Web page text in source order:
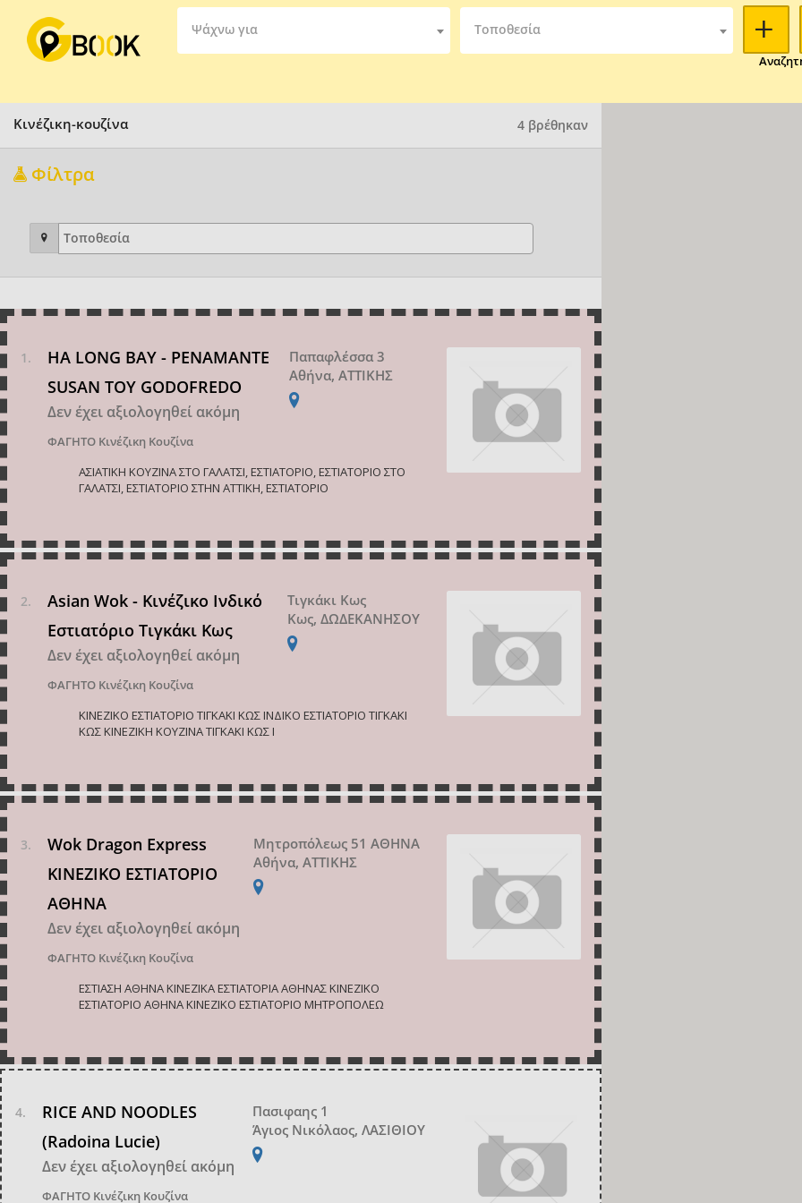
Ψάχνω για Τοποθεσία
Κινέζικη-κουζίνα 4 βρέθηκαν
Φίλτρα
HA LONG BAY - PENAMANTE
SUSAN ΤΟΥ GODOFREDO
Δεν έχει αξιολογηθεί ακόμη
ΦΑΓΗΤΟ Κινέζικη Κουζίνα
Παπαφλέσσα 3
Αθήνα, ΑΤΤΙΚΗΣ
ΑΣΙΑΤΙΚΗ ΚΟΥΖΙΝΑ ΣΤΟ ΓΑΛΑΤΣΙ, ΕΣΤΙΑΤΟΡΙΟ, ΕΣΤΙΑΤΟΡΙΟ ΣΤΟ
ΓΑΛΑΤΣΙ, ΕΣΤΙΑΤΟΡΙΟ ΣΤΗΝ ΑΤΤΙΚΗ, ΕΣΤΙΑΤΟΡΙΟ
Asian Wok - Κινέζικο Ινδικό
Εστιατόριο Τιγκάκι Κως
Δεν έχει αξιολογηθεί ακόμη
ΦΑΓΗΤΟ Κινέζικη Κουζίνα
Τιγκάκι Κως
Κως, ΔΩΔΕΚΑΝΗΣΟΥ
ΚΙΝΕΖΙΚΟ ΕΣΤΙΑΤΟΡΙΟ ΤΙΓΚΑΚΙ ΚΩΣ ΙΝΔΙΚΟ ΕΣΤΙΑΤΟΡΙΟ ΤΙΓΚΑΚΙ
ΚΩΣ ΚΙΝΕΖΙΚΗ ΚΟΥΖΙΝΑ ΤΙΓΚΑΚΙ ΚΩΣ Ι
Wok Dragon Express
ΚΙΝΕΖΙΚΟ ΕΣΤΙΑΤΟΡΙΟ
ΑΘΗΝΑ
Δεν έχει αξιολογηθεί ακόμη
ΦΑΓΗΤΟ Κινέζικη Κουζίνα
Μητροπόλεως 51 ΑΘΗΝΑ
Αθήνα, ΑΤΤΙΚΗΣ
ΕΣΤΙΑΣΗ ΑΘΗΝΑ ΚΙΝΕΖΙΚΑ ΕΣΤΙΑΤΟΡΙΑ ΑΘΗΝΑΣ ΚΙΝΕΖΙΚΟ
ΕΣΤΙΑΤΟΡΙΟ ΑΘΗΝΑ ΚΙΝΕΖΙΚΟ ΕΣΤΙΑΤΟΡΙΟ ΜΗΤΡΟΠΟΛΕΩ
RICE AND NOODLES
(Radoina Lucie)
Δεν έχει αξιολογηθεί ακόμη
ΦΑΓΗΤΟ Κινέζικη Κουζίνα
Πασιφαης 1
Άγιος Νικόλαος, ΛΑΣΙΘΙΟΥ